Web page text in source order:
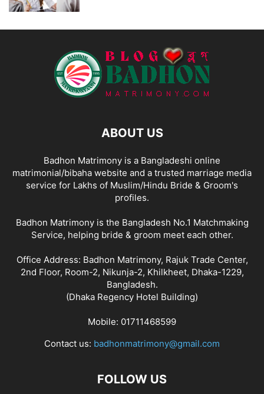
ABOUT US
Badhon Matrimony is a Bangladeshi online
matrimonial/bibaha website and a trusted marriage media
service for Lakhs of Muslim/Hindu Bride & Groom's
profiles.
Badhon Matrimony is the Bangladesh No.1 Matchmaking
Service, helping bride & groom meet each other.
Office Address: Badhon Matrimony, Rajuk Trade Center,
2nd Floor, Room-2, Nikunja-2, Khilkheet, Dhaka-1229,
Bangladesh.
(Dhaka Regency Hotel Building)
Mobile: 01711468599
Contact us: badhonmatrimony@gmail.com
FOLLOW US